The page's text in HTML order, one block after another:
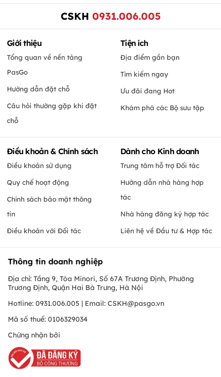
CSKH 0931.006.005
Giới thiệu
Tổng quan về nền tảng
PasGo
Hướng dẫn đặt chỗ
Câu hỏi thường gặp khi đặt
chỗ
Tiện ích
Địa điểm gần bạn
Tìm kiếm ngay
Ưu đãi đang Hot
Khám phá các Bộ sưu tập
Điều khoản & Chính sách
Điều khoản sử dụng
Quy chế hoạt động
Chính sách bảo mật thông
tin
Điều khoản với Đối tác
Dành cho Kinh doanh
Trung tâm hỗ trợ Đối tác
Hướng dẫn nhà hàng hợp
tác
Nhà hàng đăng ký hợp tác
Liên hệ về Đầu tư & Hợp tác
Thông tin doanh nghiệp
Địa chỉ: Tầng 9, Tòa Minori, Số 67A Trương Định, Phường
Trương Định, Quận Hai Bà Trưng, Hà Nội
Hotline: 0931.006.005 | Email: CSKH@pasgo.vn
Mã số thuế: 0106329034
Chứng nhận bởi